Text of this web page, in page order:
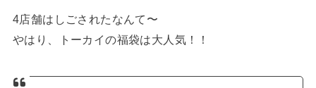
4店舗はしごされたなんて〜
やはり、トーカイの福袋は大人気！！